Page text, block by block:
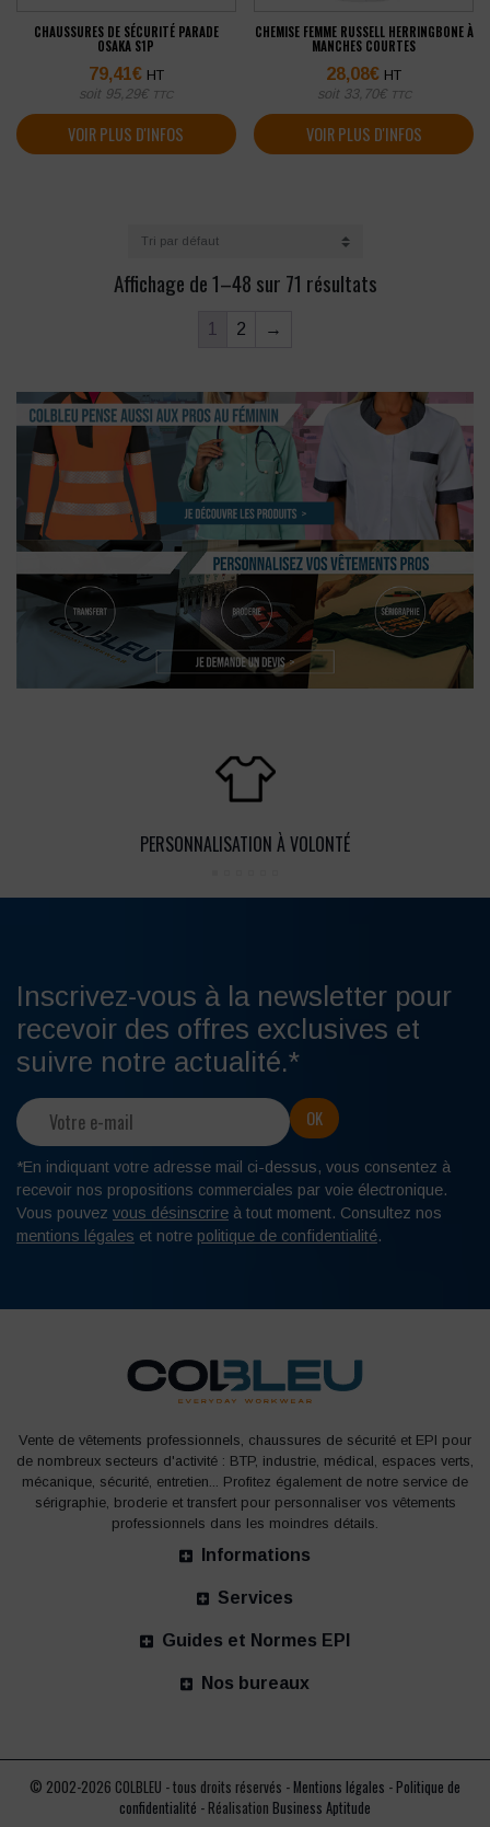
CHAUSSURES DE SÉCURITÉ PARADE
OSAKA S1P
79,41€ HT
soit 95,29€ TTC
VOIR PLUS D'INFOS
CHEMISE FEMME RUSSELL HERRINGBONE À
MANCHES COURTES
28,08€ HT
soit 33,70€ TTC
VOIR PLUS D'INFOS
Affichage de 1–48 sur 71 résultats
1 2 →
PERSONNALISATION À VOLONTÉ
Inscrivez-vous à la newsletter pour
recevoir des offres exclusives et
suivre notre actualité.*
*En indiquant votre adresse mail ci-dessus, vous consentez à
recevoir nos propositions commerciales par voie électronique.
Vous pouvez vous désinscrire à tout moment. Consultez nos
mentions légales et notre politique de confidentialité.
Vente de vêtements professionnels, chaussures de sécurité et EPI pour
de nombreux secteurs d'activité : BTP, industrie, médical, espaces verts,
mécanique, sécurité, entretien... Profitez également de notre service de
sérigraphie, broderie et transfert pour personnaliser vos vêtements
professionnels dans les moindres détails.
Informations
Services
Guides et Normes EPI
Nos bureaux
© 2002-2026 COLBLEU - tous droits réservés - Mentions légales - Politique de
confidentialité - Réalisation Business Aptitude